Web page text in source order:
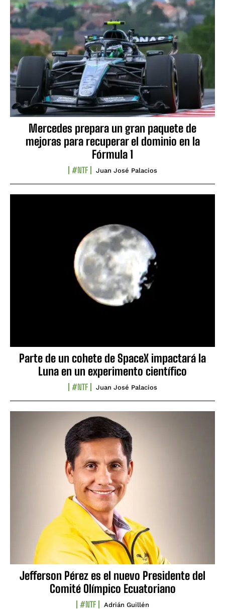
Mercedes prepara un gran paquete de
mejoras para recuperar el dominio en la
Fórmula 1
#NTF Juan José Palacios
Parte de un cohete de SpaceX impactará la
Luna en un experimento científico
#NTF Juan José Palacios
Jefferson Pérez es el nuevo Presidente del
Comité Olímpico Ecuatoriano
#NTF Adrián Guillén